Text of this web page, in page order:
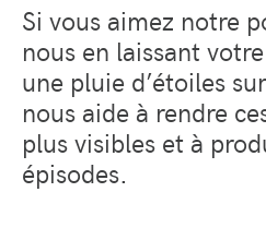
Si vous aimez notre
nous en laissant
une pluie d’étoiles sur
nous aide à rendre
plus visibles et à
épisodes.